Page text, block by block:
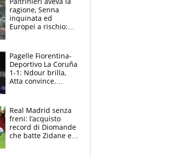
ragione, Senna
inquinata ed
Europei a rischio:
adesso
Pagelle Fiorentina-
Deportivo La Coruña
1-1: Ndour brilla,
Atta convince.
Real Madrid senza
freni: l’acquisto
record di Diomande
che batte Zidane e